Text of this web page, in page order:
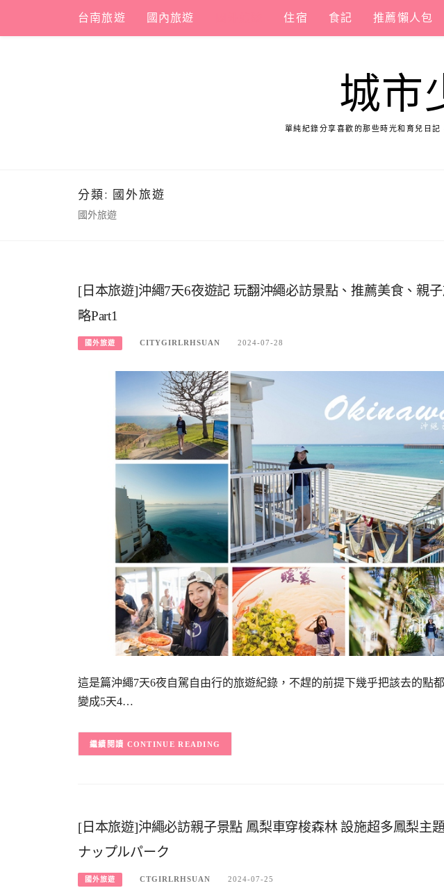
content
台南旅遊 國內旅遊 住宿 食記 推薦懶人包
城市
單純紀錄分享喜歡的那些時光和育兒日
分類: 國外旅遊
國外旅遊
[日本旅遊]沖繩7天6夜遊記 玩翻沖繩必訪景點、推薦美食、親
略Part1
國外旅遊 CITYGIRLRHSUAN 2024-07-28
這是篇沖繩7天6夜自駕自由行的旅遊紀錄，不趕的前提下幾乎把該去的點
變成5天4…
CONTINUE READING
[日本旅遊]沖繩必訪親子景點 鳳梨車穿梭森林 設施超多鳳梨主
ナップルパーク
國外旅遊 CTGIRLRHSUAN 2024-07-25